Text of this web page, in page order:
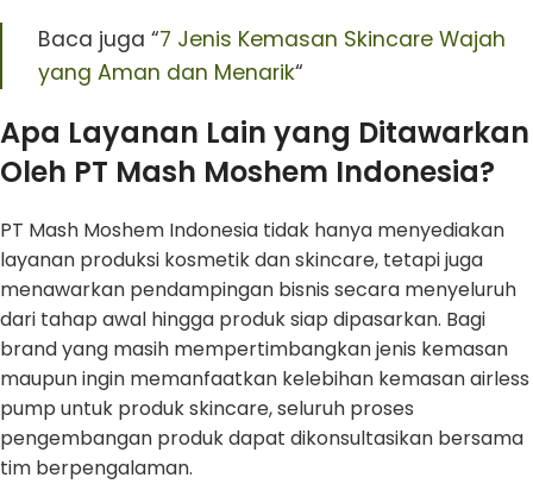
Baca juga “7 Jenis Kemasan Skincare Wajah
yang Aman dan Menarik“
Apa Layanan Lain yang Ditawarkan
Oleh PT Mash Moshem Indonesia?
PT Mash Moshem Indonesia tidak hanya menyediakan
layanan produksi kosmetik dan skincare, tetapi juga
menawarkan pendampingan bisnis secara menyeluruh
dari tahap awal hingga produk siap dipasarkan. Bagi
brand yang masih mempertimbangkan jenis kemasan
maupun ingin memanfaatkan kelebihan kemasan airless
pump untuk produk skincare, seluruh proses
pengembangan produk dapat dikonsultasikan bersama
tim berpengalaman.